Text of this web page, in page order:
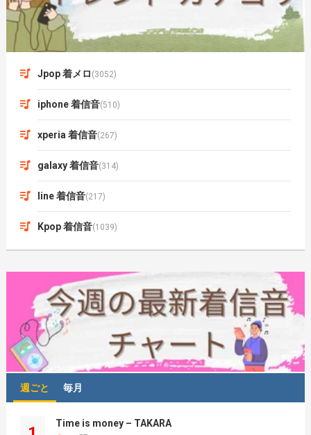
Jpop 着メロ (3052)
iphone 着信音(510)
xperia 着信音(267)
galaxy 着信音(314)
line 着信音(217)
Kpop 着信音(1039)
週ごと 毎月
Time is money – TAKARA